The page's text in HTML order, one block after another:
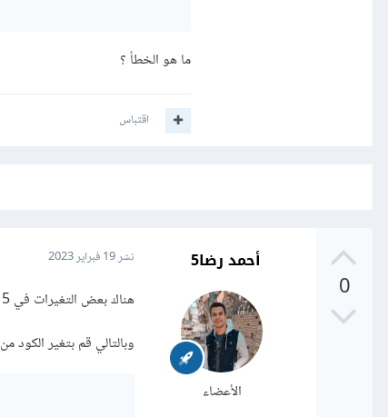
ما هو الخطأ ؟
اقتباس
0
أحمد رضا5
الأعضاء
نشر19 فبراير 2023
هناك بعض التغيرات في webpack 5 عن webpack 4 وفي حالتك لم يعد يتم وضع نقط بعد env--
وبالتالي قم بتغير الكود من